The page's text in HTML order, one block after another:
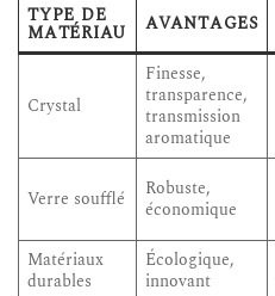
TYPE DE
MATÉRIAU AVANTAGES
Crystal
Finesse,
transparence,
transmission
aromatique
Verre soufflé
Robuste,
économique
Matériaux
durables
Écologique,
innovant